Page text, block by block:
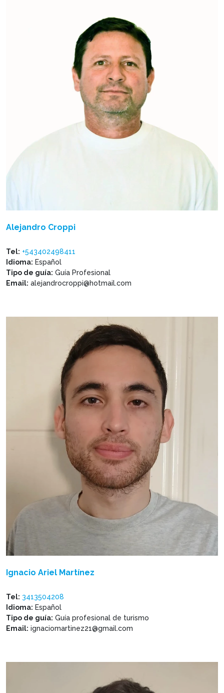
Alejandro Croppi
Tel: +543402498411
Idioma: Español
Tipo de guía: Guía Profesional
Email: alejandrocroppi@hotmail.com
Ignacio Ariel Martínez
Tel: 3413504208
Idioma: Español
Tipo de guía: Guía profesional de turismo
Email: ignaciomartinez21@gmail.com